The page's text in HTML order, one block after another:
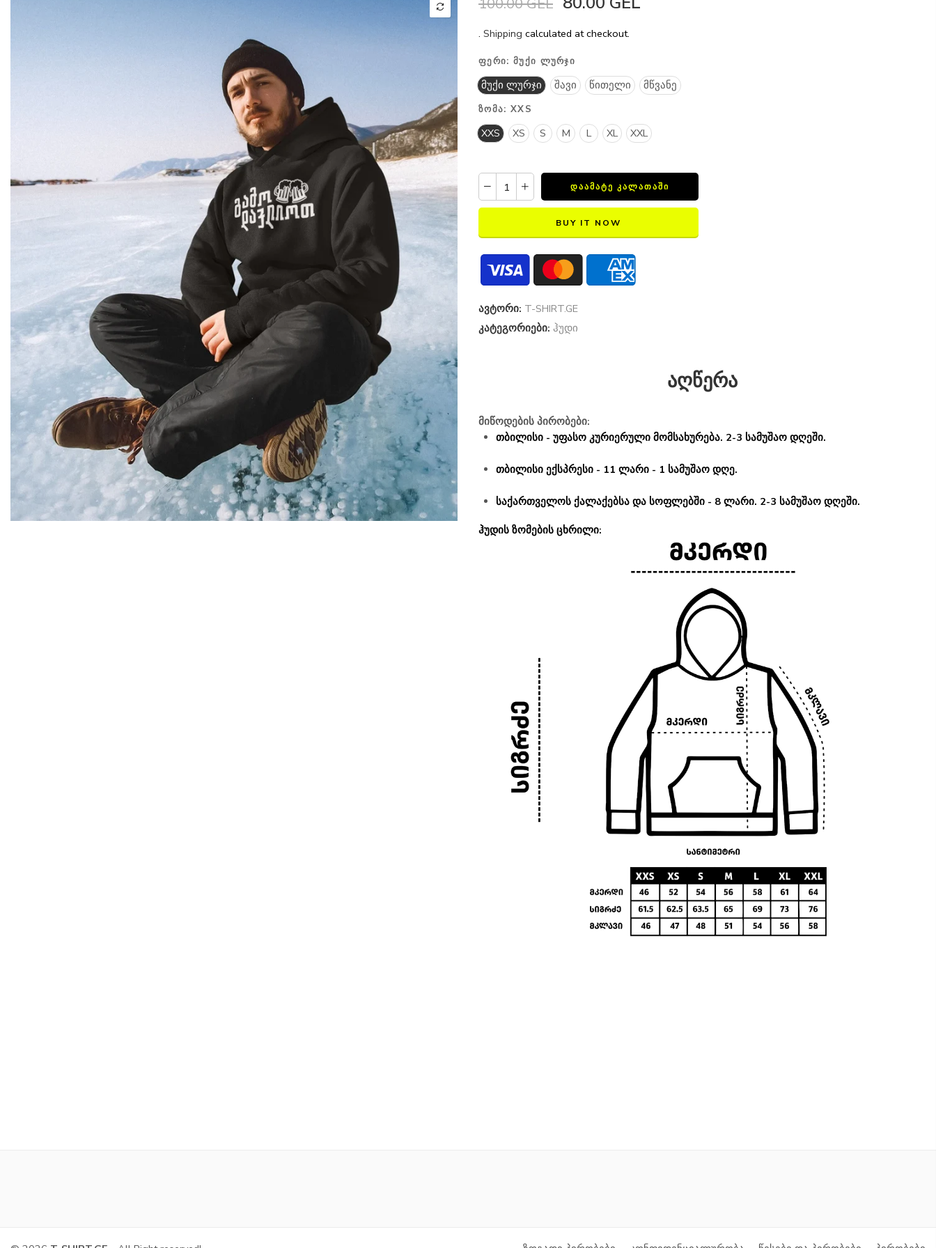
. Shipping calculated at checkout.
ᲤᲔᲠᲘ: ᲛᲣᲥᲘ ᲚᲣᲠᲯᲘ
მუქი ლურჯი შავი წითელი მწვანე
ᲖᲝᲛᲐ: XXS
XXS XS S M L XL XXL
ᲓᲐᲐᲛᲐᲢᲔ ᲙᲐᲚᲐᲗᲐᲨᲘ
BUY IT NOW
ავტორი: T-SHIRT.GE
კატეგორიები: ჰუდი
აღწერა
მიწოდების პირობები:
თბილისი - უფასო კურიერული მომსახურება. 2-3 სამუშაო დღეში.
თბილისი ექსპრესი - 11 ლარი - 1 სამუშაო დღე.
საქართველოს ქალაქებსა და სოფლებში - 8 ლარი. 2-3 სამუშაო დღეში.
ჰუდის ზომების ცხრილი: